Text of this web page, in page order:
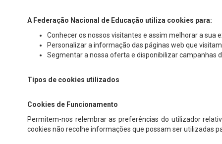
A Federação Nacional de Educação utiliza cookies para:
Conhecer os nossos visitantes e assim melhorar a sua
Personalizar a informação das páginas web que
Segmentar a nossa oferta e disponibilizar campanhas
Tipos de cookies utilizados
Cookies de Funcionamento
Permitem-nos relembrar as preferências do utilizador
cookies não recolhe informações que possam ser utilizadas